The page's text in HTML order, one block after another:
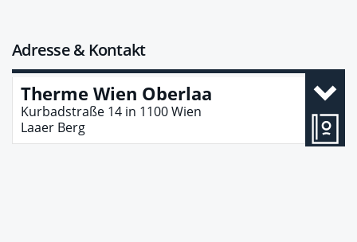
Adresse & Kontakt
Therme Wien Oberlaa
Kurbadstraße 14 in 1100Wien
Laaer Berg